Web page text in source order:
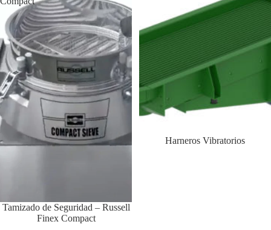
Tamizado de Seguridad – Russell
Finex Compact
Harneros Vibratorios